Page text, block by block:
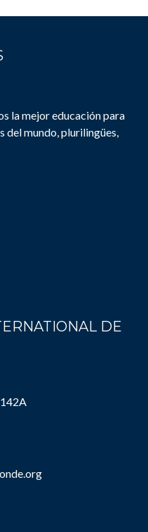
la mejor educación para
del mundo, plurilingües,
DE